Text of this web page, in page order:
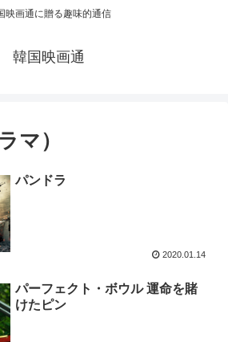
映画通に贈る趣味的通信
韓国映画通
マ）
パンドラ
2020.01.14
パーフェクト・ボウル 運命を賭
けたピン